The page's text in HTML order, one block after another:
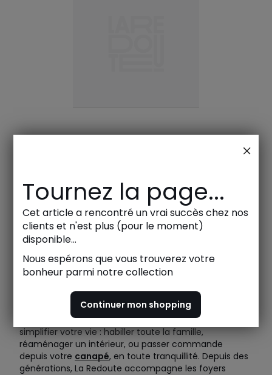
Meubles, linge de maison, déco, mode
votre quotidien mérite plus de fluidité, de confort, et
surtout, qu’il vous ressemble. Notre promesse ? Vous
proposer idées, produits et services pensés pour
simplifier votre vie : habiller toute la famille,
réaménager un intérieur, ou passer commande
depuis votre canapé, en toute tranquillité. Depuis des
générations, La Redoute accompagne les foyers
Tournez la page...
Cet article a rencontré un vrai succès chez nos
clients et n'est plus (pour le moment)
disponible...
Nous espérons que vous trouverez votre
bonheur parmi notre collection
Continuer mon shopping